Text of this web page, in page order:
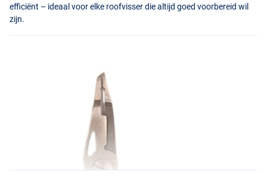
efficiënt – ideaal voor elke roofvisser die altijd goed voorbereid wil
zijn.